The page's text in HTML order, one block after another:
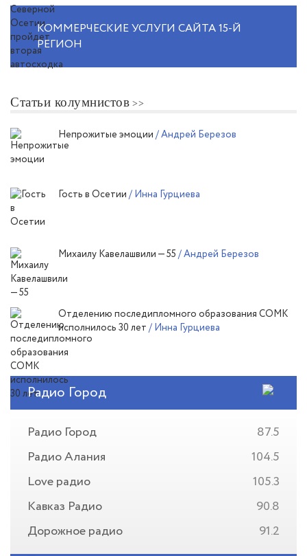
КОММЕРЧЕСКИЕ УСЛУГИ САЙТА 15-Й
РЕГИОН
Статьи колумнистов
Непрожитые эмоции / Андрей Березов
Гость в Осетии / Инна Гурциева
Михаилу Кавелашвили — 55 / Андрей Березов
Отделению последипломного образования СОМК
исполнилось 30 лет / Инна Гурциева
Радио Город
Радио Город
87.5
Радио Алания
104.5
Love радио
105.3
Кавказ Радио
90.8
Дорожное радио
91.2